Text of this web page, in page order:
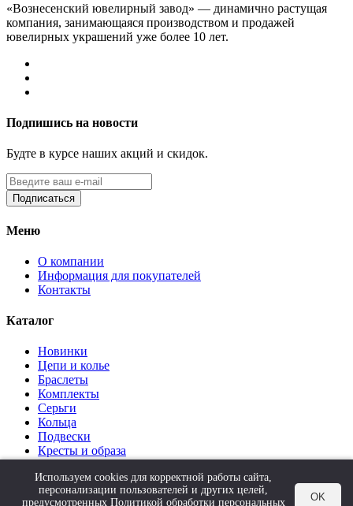
«Вознесенский ювелирный завод» — динамично растущая
компания, занимающаяся производством и продажей
ювелирных украшений уже более 10 лет.
Подпишись на новости
Будте в курсе наших акций и скидок.
Подписаться
Меню
О компании
Информация для покупателей
Контакты
Каталог
Новинки
Цепи и колье
Браслеты
Комплекты
Серьги
Кольца
Подвески
Кресты и образа
Аксессуары
Акции
Используем cookies для корректной работы сайта,
персонализации пользователей и других целей,
предусмотренных Политикой обработки персональных OK